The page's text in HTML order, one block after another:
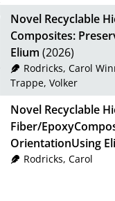
Novel Recyclable
Composites:
Elium (2026)
Rodricks, Carol
Trappe, Volker
Novel Recyclable
Fiber/
OrientationUsing
Rodricks, Carol